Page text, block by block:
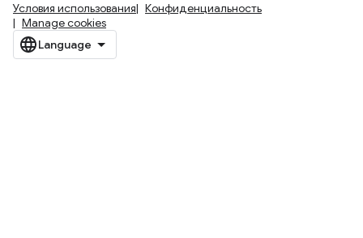
Условия использования
Конфиденциальность
Manage cookies